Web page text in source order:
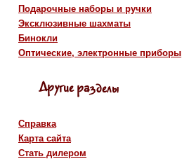
Подарочные наборы и ручки
Эксклюзивные шахматы
Бинокли
Оптические, электронные приборы
Справка
Карта сайта
Стать дилером